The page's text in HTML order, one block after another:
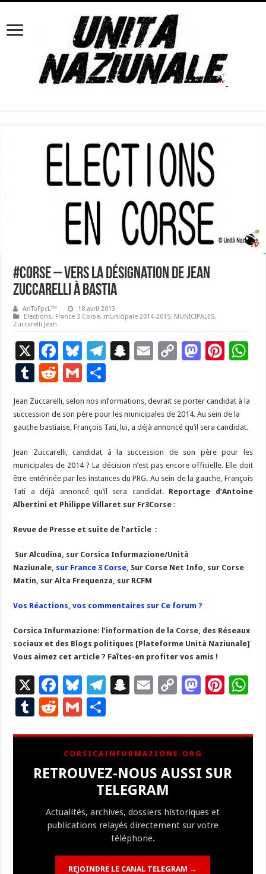
#Corse – Vers la désignation de Jean
Zuccarelli à Bastia
AnToFpcL™
18 avril 2013
Elections, France 3 Corse, municipale 2014-2015, MUNICIPALES,
Zuccarelli Jean
X
F
ac
e
b
o
o
k
Bl
u
es
ky
T
gr
a
m
S
p
c
h
at
E
l
C
y
Li
n
k
M
d
o
n
Pi
es
t
p
T
m
bl
r
R
d
di
t
G
ai
l
ta
g
er
Jean Zuccarelli, selon nos informations, devrait se porter candidat à la
succession de son père pour les municipales de 2014. Au sein de la
gauche bastiaise, François Tati, lui, a déjà annoncé qu’il sera candidat.
Jean Zuccarelli, candidat à la succession de son père pour les
municipales de 2014 ? La décision n’est pas encore officielle. Elle doit
être entérinée par les instances du PRG. Au sein de la gauche, François
Tati a déjà annoncé qu’il sera candidat.Reportage d’Antoine
Albertini et Philippe Villaret sur Fr3Corse :
Revue de Presse et suite de l’article :
Sur Alcudina, sur Corsica Infurmazione/Unità
Naziunale, sur France 3 Corse Sur Corse Net Info, sur Corse
Matin, sur Alta Frequenza, sur RCFM
Vos Réactions, vos commentaires sur Ce forum ?
Corsica Infurmazione: l’information de la Corse, des Réseaux
sociaux et des Blogs politiques [Plateforme Unità Naziunale]
Vous aimez cet article ? Faîtes-en profiter vos amis !
X
F
ac
e
b
o
o
Bl
u
es
ky
T
gr
a
m
S
p
c
h
at
E
l
C
y
Li
n
M
d
n
Pi
es
T
bl
r
R
di
t
G
l
g
er
CORSICAINFURMAZIONE.ORG
RETROUVEZ-NOUS AUSSI SUR
TELEGRAM
Actualités, archives, dossiers historiques et
publications relayés directement sur votre
téléphone.
REJOINDRE LE CANAL TELEGRAM →